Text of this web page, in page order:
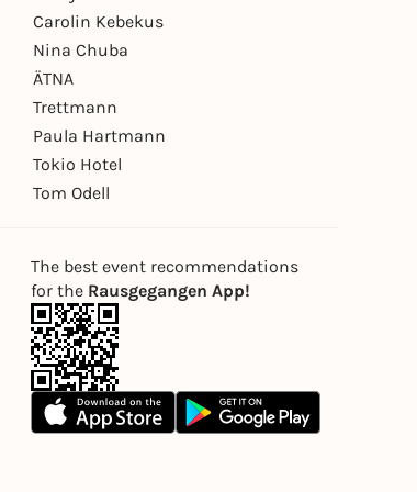
Carolin Kebekus
Nina Chuba
ÄTNA
Trettmann
Paula Hartmann
Tokio Hotel
Tom Odell
The best event recommendations
for the Rausgegangen App!